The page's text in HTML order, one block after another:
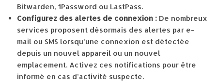
Bitwarden, 1Password ou LastPass.
Configurez des alertes de connexion : De nombreux
services proposent désormais des alertes par e-
mail ou SMS lorsqu’une connexion est détectée
depuis un nouvel appareil ou un nouvel
emplacement. Activez ces notifications pour être
informé en cas d’activité suspecte.